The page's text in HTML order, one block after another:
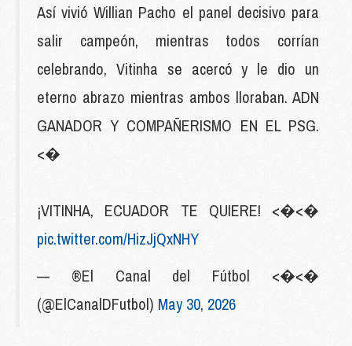
Así vivió Willian Pacho el panel decisivo para
salir campeón, mientras todos corrían
celebrando, Vitinha se acercó y le dio un
eterno abrazo mientras ambos lloraban. ADN
GANADOR Y COMPAÑERISMO EN EL PSG.
<�
¡VITINHA, ECUADOR TE QUIERE! <�<�
pic.twitter.com/HizJjQxNHY
— ®El Canal del Fútbol <�<�
(@ElCanalDFutbol) May 30, 2026